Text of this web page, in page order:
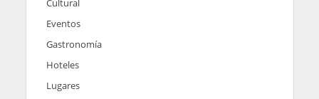
Cultural
Eventos
Gastronomía
Hoteles
Lugares